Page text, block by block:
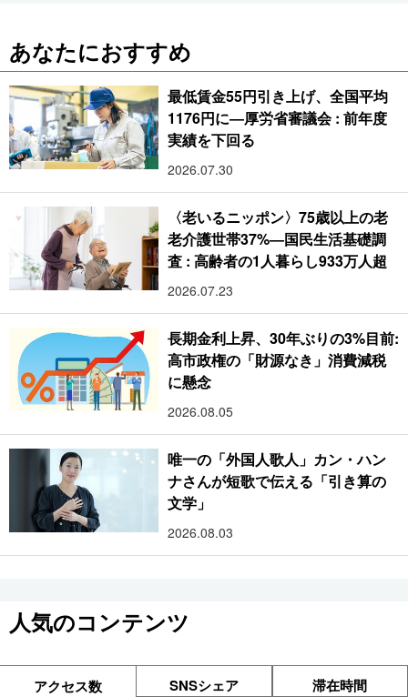
あなたにおすすめ
最低賃金55円引き上げ、全国平均
1176円に―厚労省審議会 : 前年度
実績を下回る
2026.07.30
〈老いるニッポン〉75歳以上の老
老介護世帯37%―国民生活基礎調
査 : 高齢者の1人暮らし933万人超
2026.07.23
長期金利上昇、30年ぶりの3%目前:
高市政権の「財源なき」消費減税
に懸念
2026.08.05
唯一の「外国人歌人」カン・ハン
ナさんが短歌で伝える「引き算の
文学」
2026.08.03
人気のコンテンツ
アクセス数 SNSシェア 滞在時間